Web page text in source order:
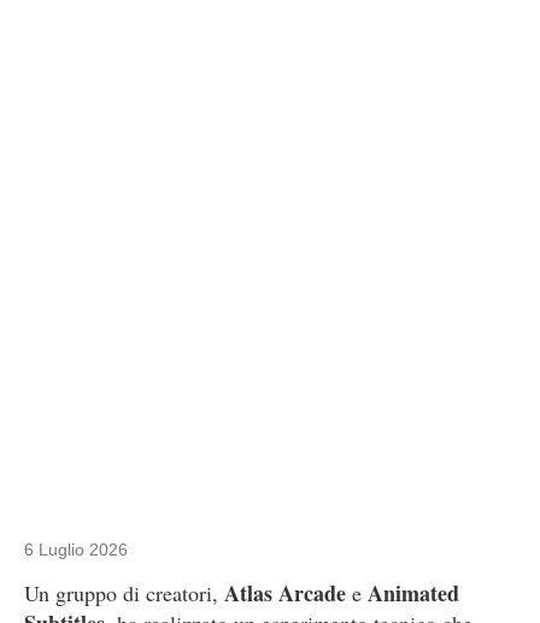
6 Luglio 2026
Un gruppo di creatori, Atlas Arcade e Animated